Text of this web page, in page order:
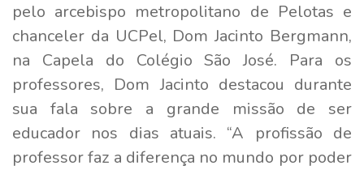
pelo arcebispo metropolitano de Pelotas e
chanceler da UCPel, Dom Jacinto Bergmann,
na Capela do Colégio São José. Para os
professores, Dom Jacinto destacou durante
sua fala sobre a grande missão de ser
educador nos dias atuais. “A profissão de
professor faz a diferença no mundo por poder